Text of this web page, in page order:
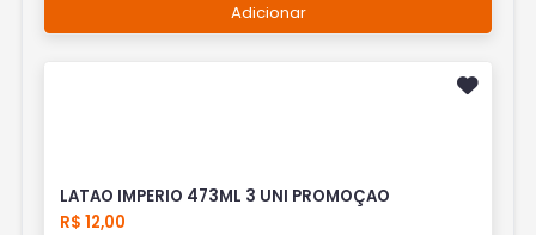
Adicionar
LATAO IMPERIO 473ML 3 UNI PROMOÇAO
R$ 12,00